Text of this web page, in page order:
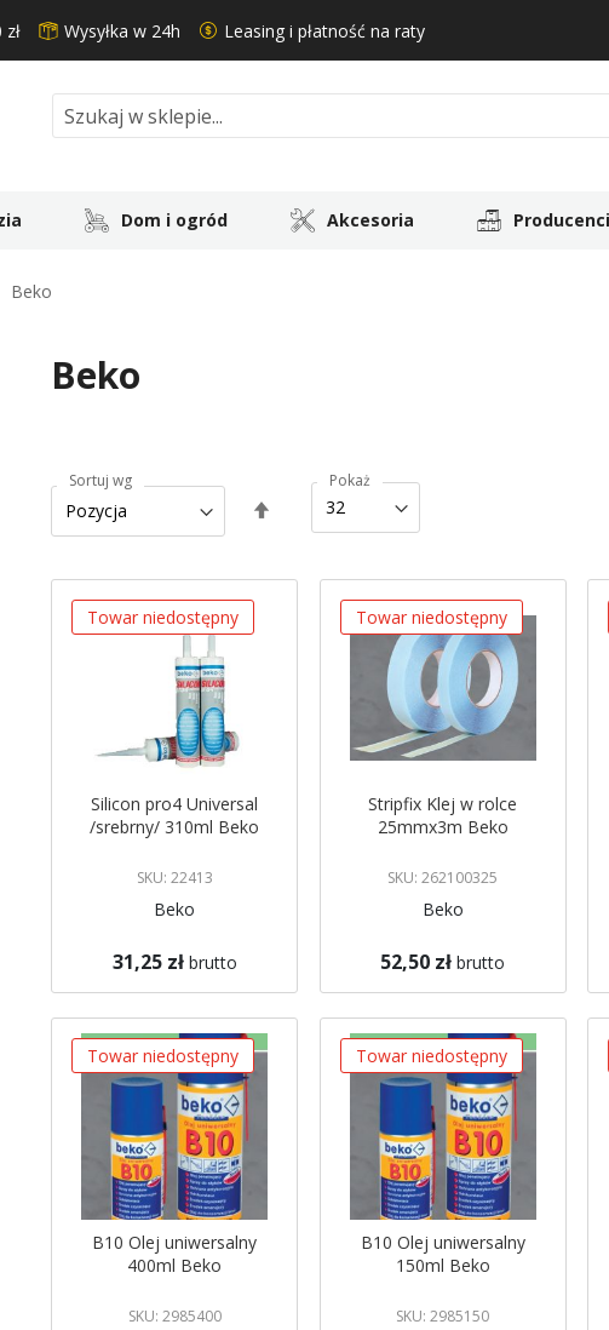
Wysyłka w 24h Leasing i płatność na raty
Search
Dom i ogród Akcesoria Producenci
Beko
Beko
Sortuj wg
kierunek
Pokaż
Towar niedostępny
Silicon pro4 Universal
/srebrny/ 310ml Beko
SKU: 22413
Beko
31,25 zł brutto
Brak w magazynie
Powiadom mnie
Towar niedostępny
Stripfix Klej w rolce
25mmx3m Beko
SKU: 262100325
Beko
52,50 zł brutto
Brak w magazynie
Powiadom mnie
Towar niedostępny
B10 Olej uniwersalny
400ml Beko
SKU: 2985400
Towar niedostępny
B10 Olej uniwersalny
150ml Beko
SKU: 2985150